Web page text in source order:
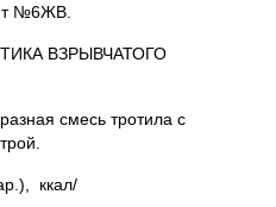
№6ЖВ.
ВЗРЫВЧАТОГО
смесь тротила с
ккал/